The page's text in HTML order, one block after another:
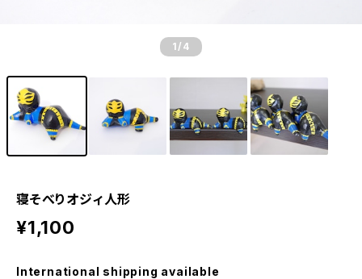
1 /4
寝そべりオジィ人形
¥1,100
International shipping available